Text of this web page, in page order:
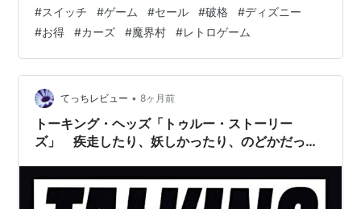
さ！ ジャンプや体当たりという操作もあり 非常によく出
来ています！ 買い物➁帰ってきた魔界村 3990円→997
円 2026年2月26日23時59分まで お馴染みのBGMを聞け
ます！ 難易度選択多めで普通でもかなりむずいです！ 二
人プレイ可能ですが、 オンラインには非…
#スイッチ #ゲーム #セール #破格 #ディズニー
#お得 #カーズ #魔界村 #レトロゲーム
てっちレビュー • 8ヶ月前
トーキング・ヘッズ「トゥルー・ストーリー
ズ」 疾走したり、妖しかったり、のどかだった
好調 （おすすめ名曲名盤）